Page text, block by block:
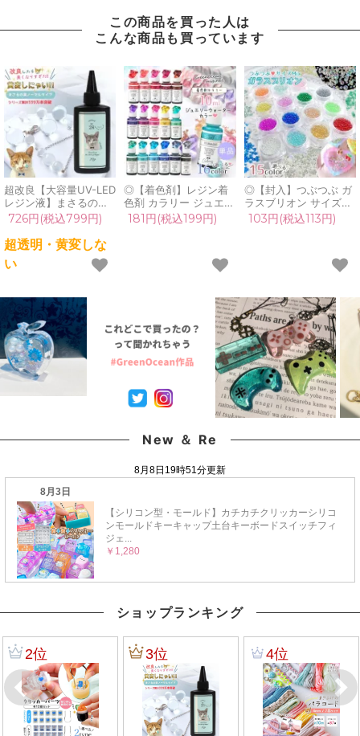
この商品を買った人は
こんな商品も買っています
超改良【大容量UV-LED
レジン液】まさるの涙
ver.03 超透明 70g 初心
者 作家 コーティング
ハード 黄変しない 高品
質 クリア 猫 UVレジン
液 安い おすすめ
726円(税込799円)
超透明・黄変しな
い
◎【着色剤】レジン着
色剤 カラリー ジュエリ
ーウォーターカラー 単
品 レジン着色料 定番
GreenOceanオリジナ
181円(税込199円)
◎【封入】つぶつぶ ガ
ラスブリオン サイズ
mix レジン封入素材 オ
ーロラ 封入パーツ ガラ
カラフル キラキラ 手芸
103円(税込113円)
New ＆ Re
ショップランキング